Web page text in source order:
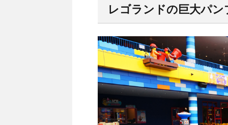
レゴランドの巨大パン